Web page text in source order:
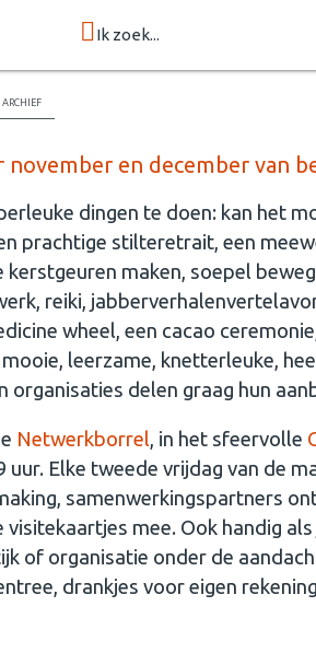
Ik zoek...
november en december van
dingen te doen: kan het
prachtige stilteretrait, een
maken, soepel
reiki,
wheel, een cacao
leerzame, knetterleuke,
organisaties delen graag hun
Netwerkborrel, in het sfeervolle
uur. Elke tweede vrijdag van de
samenwerkingspartners
mee. Ook handig
of organisatie onder de
drankjes voor eigen